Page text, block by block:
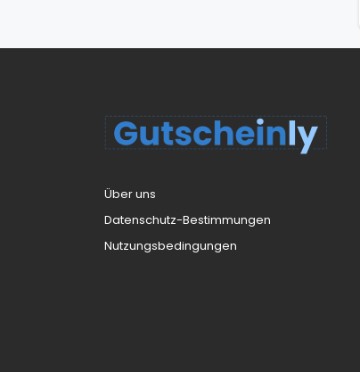
Über uns
Datenschutz-Bestimmungen
Nutzungsbedingungen